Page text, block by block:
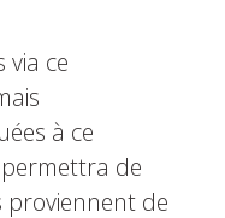
via ce
à ce
de
proviennent de